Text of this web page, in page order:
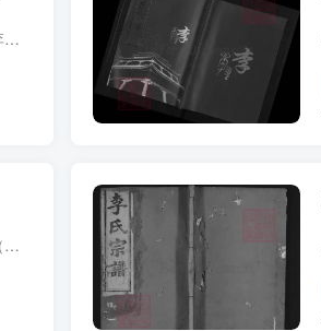
宗谱简介 湖北麻城李氏宗谱，青莲堂，1992年李春森主编，24册。始迁祖秀六，明初由江西南昌迁居麻城西乡天齐区。 宗谱部分预览 电子版PDF下载
宗谱简介 湖北武穴李氏宗谱，敬睦堂，1928年（民国17年）李敬铭、李振甫纂修，53册。始迁祖斯民（别号瓦公），北宋宣和间自江西吉安府吉水县宦游广济（今武穴）独山。 宗谱部分预览 电子版PDF下...